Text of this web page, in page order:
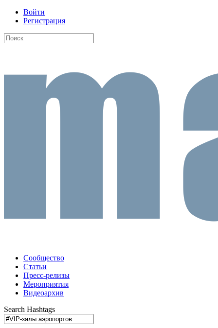
Войти
Регистрация
Сообщество
Статьи
Пресс-релизы
Мероприятия
Видеоархив
Search Hashtags